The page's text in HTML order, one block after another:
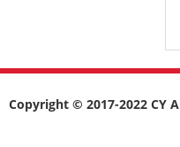
Copyright © 2017-2022 CY